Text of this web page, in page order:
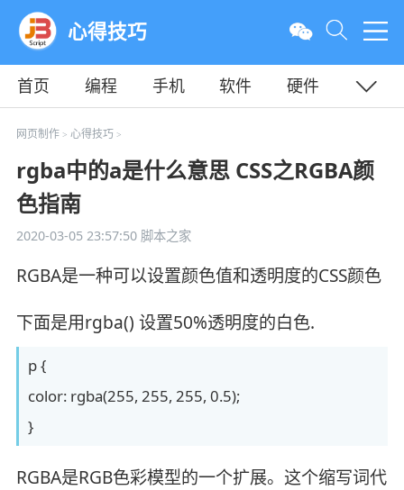
心得技巧
首页 编程 手机 软件
硬件
教程
平面
网页制作> 心得技巧 >
rgba中的a是什么意思 CSS之RGBA颜
色指南
2020-03-05 23:57:50脚本之家
RGBA是一种可以设置颜色值和透明度的CSS颜色
下面是用rgba() 设置50%透明度的白色.
p {
color: rgba(255, 255, 255, 0.5);
}
RGBA是RGB色彩模型的一个扩展。这个缩写词代